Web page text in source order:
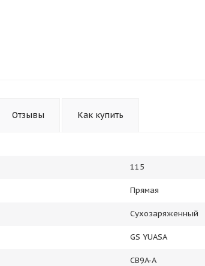
Отзывы Как купить
115
Прямая
Сухозаряженный
GS YUASA
CB9A-A